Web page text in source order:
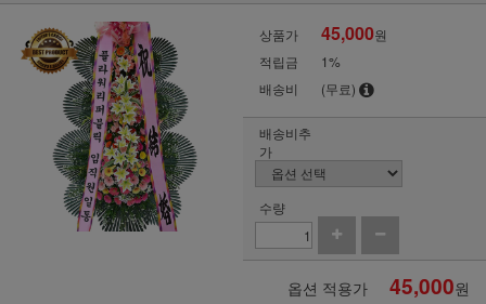
상품가 45,000원
적립금
1%
배송비
(무료)
배송비추
가
수량
옵션 적용가 45,000원